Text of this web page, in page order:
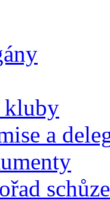
kluby
a
schůze